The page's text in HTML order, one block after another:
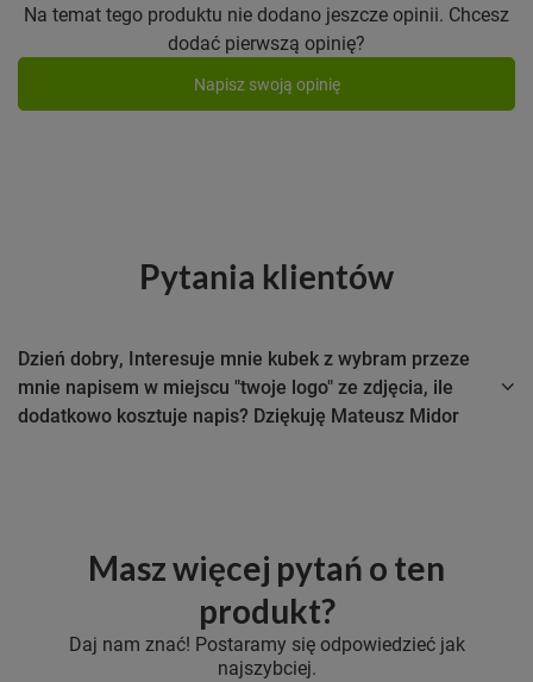
Na temat tego produktu nie dodano jeszcze opinii. Chcesz
dodać pierwszą opinię?
Napisz swoją opinię
Pytania klientów
Dzień dobry, Interesuje mnie kubek z wybram przeze
mnie napisem w miejscu "twoje logo" ze zdjęcia, ile
dodatkowo kosztuje napis? Dziękuję Mateusz Midor
Masz więcej pytań o ten
produkt?
Daj nam znać! Postaramy się odpowiedzieć jak
najszybciej.